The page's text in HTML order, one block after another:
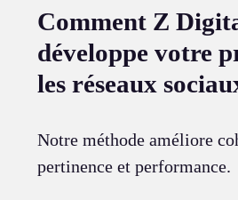
Comment Z
développe votre
les réseaux
Notre méthode améliore
pertinence et performance.